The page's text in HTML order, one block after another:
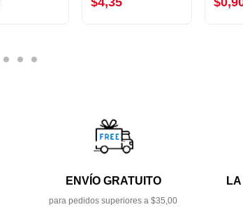
ENVÍO GRATUITO
para pedidos superiores a $35,00